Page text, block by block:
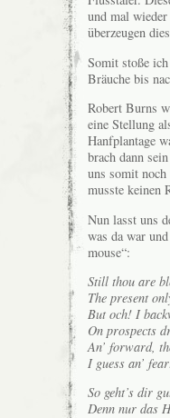
und mal
überzeugen
Somit stoße
Bräuche bis
Robert Burns
eine Stellung
Hanfplantage
brach dann
uns somit
musste keinen
Nun lasst uns
was da war
mouse“:
Still thou are
The present
But och! I
On prospects
An’ forward,
I guess an’
So geht’s dir
Denn nur das